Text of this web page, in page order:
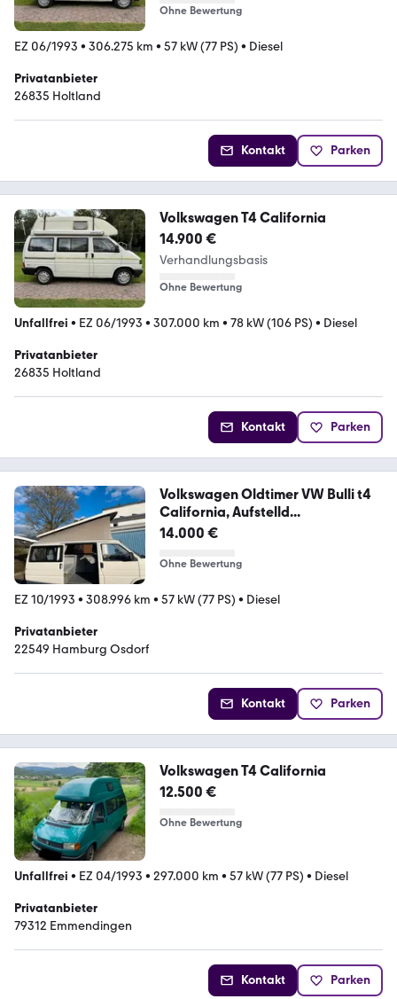
Ohne Bewertung
EZ 06/1993 • 306.275 km • 57 kW (77 PS) • Diesel
Privatanbieter
26835 Holtland
Kontakt Parken
Volkswagen T4 California
14.900 €
Verhandlungsbasis
Ohne Bewertung
Unfallfrei • EZ 06/1993 • 307.000 km • 78 kW (106 PS) • Diesel
Privatanbieter
26835 Holtland
Kontakt Parken
Volkswagen Oldtimer VW Bulli t4
California, Aufstelld...
14.000 €
Ohne Bewertung
EZ 10/1993 • 308.996 km • 57 kW (77 PS) • Diesel
Privatanbieter
22549 Hamburg Osdorf
Kontakt Parken
Volkswagen T4 California
12.500 €
Ohne Bewertung
Unfallfrei • EZ 04/1993 • 297.000 km • 57 kW (77 PS) • Diesel
Privatanbieter
79312 Emmendingen
Kontakt Parken